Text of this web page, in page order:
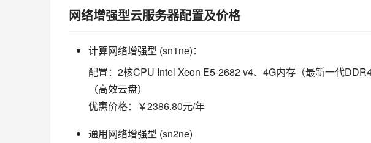
网络增强型云服务器配置及价格
计算网络增强型 (sn1ne)：
配置：2核CPU Intel Xeon E5-2682 v4、4G内存（最新一代
（高效云盘）
优惠价格：￥2386.80元/年
通用网络增强型 (sn2ne)